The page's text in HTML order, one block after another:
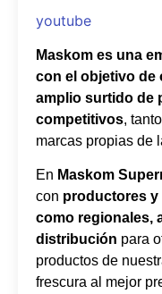
youtube
Maskom es una
con el objetivo de
amplio surtido de
competitivos,
marcas propias de
En Maskom
con productores y
como regionales,
distribución para
productos de
frescura al mejor